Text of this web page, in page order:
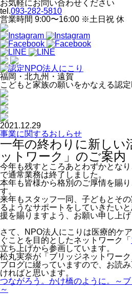
お気軽にお問い合わせください
tel.093-282-5810
営業時間 9:00〜16:00 ※土日祝 休
福岡・北九州・遠賀
こどもと家族の願いをかなえる認定
2021.12.29
事業に関するおしらせ
一年の終わりに新しい
ットワーク」のご案内
今年も残すところあとわずかとな
で通常業務は終了しました。
本年も皆様から格別のご厚情を賜
す。
来年もスタッフ一同、子どもとそ
るようなサポートをしていきたい
援を賜りますよう、お願い申し上げ
さて、NPO法人にこりは医療的ケ
ぐことを目的としたネットワーク「
立ち上げから参画しています。
松丸実奈が「ブリッジネットワー
ブログに綴っていますので、お読
ければと思います。
つながろう。かけ橋のように。～
～